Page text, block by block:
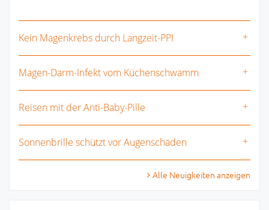
Kein Magenkrebs durch Langzeit-PPI
Magen-Darm-Infekt vom Küchenschwamm
Reisen mit der Anti-Baby-Pille
Sonnenbrille schützt vor Augenschäden
Alle Neuigkeiten anzeigen